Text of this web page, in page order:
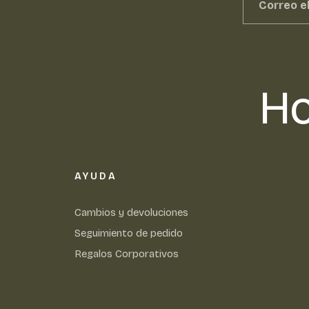
AYUDA
Cambios y devoluciones
Seguimiento de pedido
Regalos Corporativos